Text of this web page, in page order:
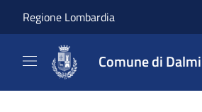
Regione Lombardia
Comune di